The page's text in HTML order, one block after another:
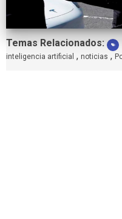
Temas Relacionados:
inteligencia artificial , noticias ,